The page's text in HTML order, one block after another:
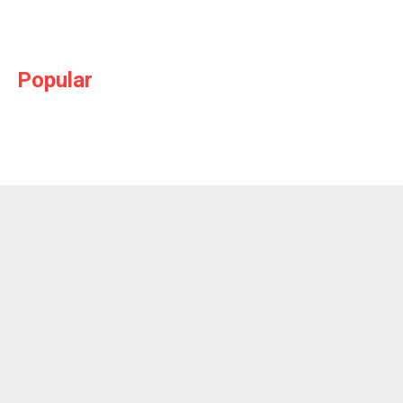
Popular